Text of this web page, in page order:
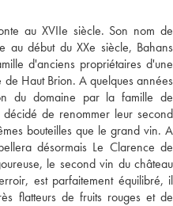
au XVIIe siècle. Son nom de
au début du XXe siècle, Bahans
d'anciens propriétaires d'une
Haut Brion. A quelques années
du domaine par la famille de
de renommer leur second
bouteilles que le grand vin. A
désormais Le Clarence de
le second vin du château
est parfaitement équilibré, il
flatteurs de fruits rouges et de